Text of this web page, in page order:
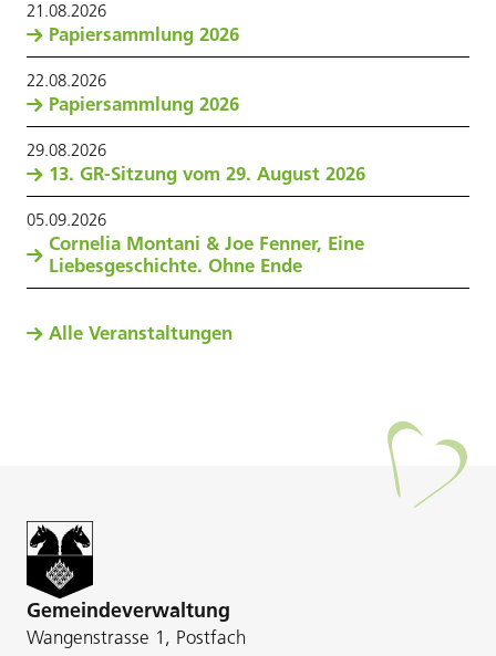
21.08.2026
Papiersammlung 2026
22.08.2026
Papiersammlung 2026
29.08.2026
13. GR-Sitzung vom 29. August 2026
05.09.2026
Cornelia Montani & Joe Fenner, Eine
Liebesgeschichte. Ohne Ende
Alle Veranstaltungen
Gemeindeverwaltung
Wangenstrasse 1, Postfach